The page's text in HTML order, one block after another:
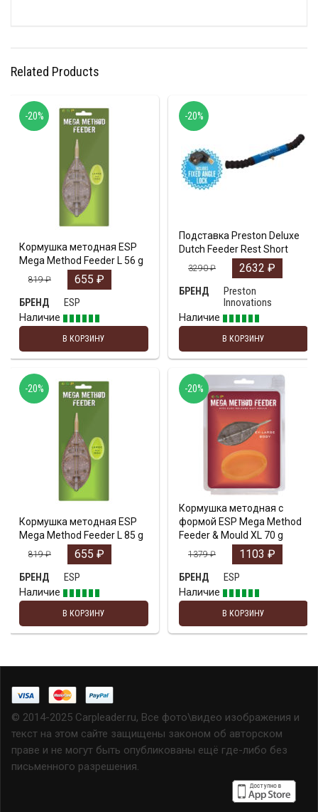
Related Products
Кормушка методная ESP
Mega Method Feeder L 56 g
819₽ 655 ₽
БРЕНД
ESP
Наличие
В КОРЗИНУ
-20%
Подставка Preston Deluxe
Dutch Feeder Rest Short
3290₽ 2632 ₽
БРЕНД
Preston
Innovations
Наличие
В КОРЗИНУ
-20%
Кормушка методная ESP
Mega Method Feeder L 85 g
819₽ 655 ₽
БРЕНД
ESP
Наличие
В КОРЗИНУ
-20%
Кормушка методная с
формой ESP Mega Method
Feeder & Mould XL 70 g
1379₽ 1103 ₽
БРЕНД
ESP
Наличие
В КОРЗИНУ
-20%
© 2014-2025 Carpleader.ru, Все фото\видео изображения и
текст на этом сайте защищены законом об авторском
праве и не могут быть опубликованы ещё где-либо без
письменного разрешения.